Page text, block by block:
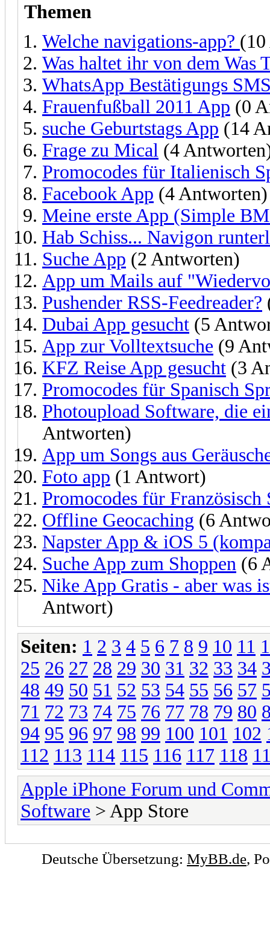
Themen
Welche navigations-app?
Was haltet ihr von dem Was
WhatsApp Bestätigungs
Frauenfußball 2011 App (0
suche Geburtstags App (14
Frage zu Mical (4
Promocodes für Italienisch
Facebook App (4 Antworten)
Meine erste App (Simple
Hab Schiss... Navigon
Suche App (2 Antworten)
App um Mails auf
Pushender RSS-Feedreader?
Dubai App gesucht (5
App zur Volltextsuche (9
KFZ Reise App gesucht (3
Promocodes für Spanisch
Photoupload Software, die
Antworten)
App um Songs aus
Foto app (1 Antwort)
Promocodes für Französisch
Offline Geocaching (6
Napster App & iOS 5
Suche App zum Shoppen (6
Nike App Gratis - aber was
Antwort)
Seiten: 1 2 3 4 5 6 7 8 9 10 11
25 26 27 28 29 30 31 32 33 34
48 49 50 51 52 53 54 55 56 57
71 72 73 74 75 76 77 78 79 80
94 95 96 97 98 99 100 101 102
112 113 114 115 116 117 118
Apple iPhone Forum und
Software > App Store
Deutsche Übersetzung: MyBB.de,